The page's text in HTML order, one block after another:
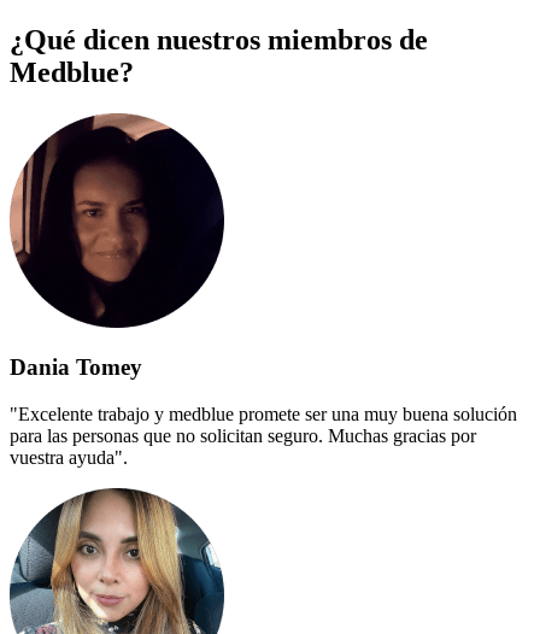
¿Qué dicen nuestros miembros de
Medblue?
Dania Tomey
"Excelente trabajo y medblue promete ser una muy buena solución
para las personas que no solicitan seguro. Muchas gracias por
vuestra ayuda".